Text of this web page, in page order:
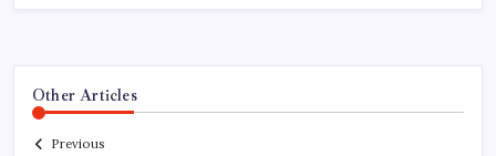
Other Articles
Previous